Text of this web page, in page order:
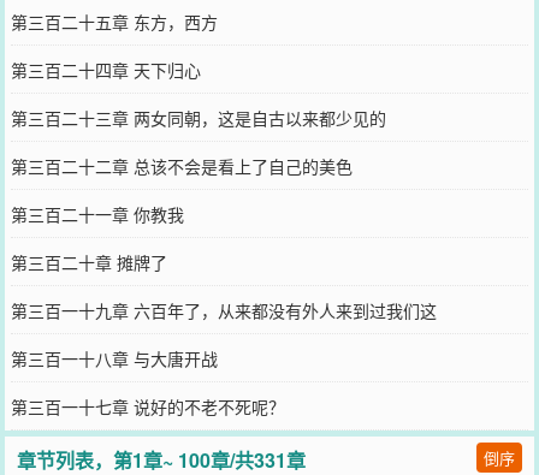
第三百二十五章 东方，西方
第三百二十四章 天下归心
第三百二十三章 两女同朝，这是自古以来都少见的
第三百二十二章 总该不会是看上了自己的美色
第三百二十一章 你教我
第三百二十章 摊牌了
第三百一十九章 六百年了，从来都没有外人来到过我们这
第三百一十八章 与大唐开战
第三百一十七章 说好的不老不死呢？
章节列表，第1章~ 100章/共331章 倒序